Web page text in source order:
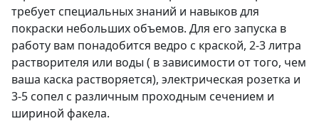
требует специальных знаний и навыков для
покраски небольших объемов. Для его запуска в
работу вам понадобится ведро с краской, 2-3 литра
растворителя или воды ( в зависимости от того, чем
ваша каска растворяется), электрическая розетка и
3-5 сопел с различным проходным сечением и
шириной факела.